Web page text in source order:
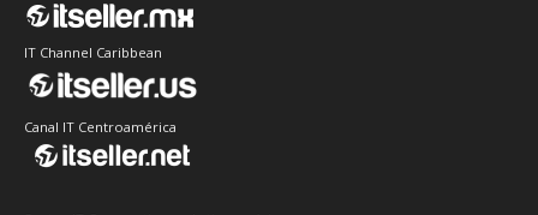
IT Channel Caribbean
Canal IT Centroamérica